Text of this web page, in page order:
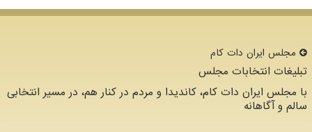
مجلس ایران دات كام
تبلیغات انتخابات مجلس
با مجلس ایران دات کام، کاندیدا و مردم در کنار هم، در مسیر انتخابی
سالم و آگاهانه